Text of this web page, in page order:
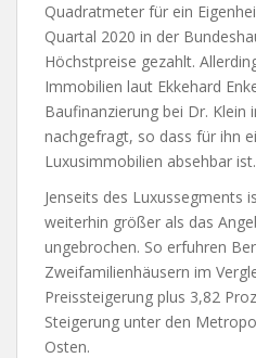
Quadratmeter für ein
Quartal 2020 in der
Höchstpreise gezahlt.
Immobilien laut Ekkehard
Baufinanzierung bei Dr. Klein
nachgefragt, so dass für ihn
Luxusimmobilien absehbar ist.
Jenseits des Luxussegments
weiterhin größer als das
ungebrochen. So erfuhren
Zweifamilienhäusern im
Preissteigerung plus 3,82
Steigerung unter den
Osten.